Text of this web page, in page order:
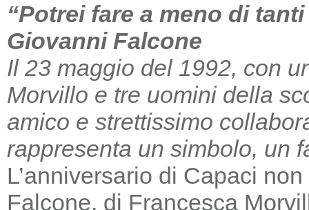
“Potrei fare a meno di
Giovanni Falcone
Il 23 maggio del 1992, con
Morvillo e tre uomini della
amico e strettissimo
rappresenta un simbolo, un
L’anniversario di Capaci
Falcone, di Francesca